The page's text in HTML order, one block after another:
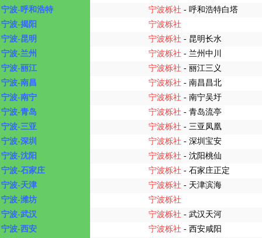
宁波-呼和浩特
宁波栎社 - 呼和浩特白塔
宁波-揭阳
宁波栎社
宁波-昆明
宁波栎社 - 昆明长水
宁波-兰州
宁波栎社 - 兰州中川
宁波-丽江
宁波栎社 - 丽江三义
宁波-南昌
宁波栎社 - 南昌昌北
宁波-南宁
宁波栎社 - 南宁吴圩
宁波-青岛
宁波栎社 - 青岛流亭
宁波-三亚
宁波栎社 - 三亚凤凰
宁波-深圳
宁波栎社 - 深圳宝安
宁波-沈阳
宁波栎社 - 沈阳桃仙
宁波-石家庄
宁波栎社 - 石家庄正定
宁波-天津
宁波栎社 - 天津滨海
宁波-潍坊
宁波栎社
宁波-武汉
宁波栎社 - 武汉天河
宁波-西安
宁波栎社 - 西安咸阳